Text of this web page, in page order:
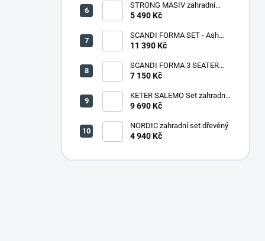
STRONG MASIV zahradní
lavice dřevěná - 180 cm
5 490 Kč
SCANDI FORMA SET - Ash
grey/Storm grey
11 390 Kč
SCANDI FORMA 3 SEATER
SOFA - Ash grey/Storm grey
7 150 Kč
KETER SALEMO Set zahradní,
grafit/šedá 17206003
9 690 Kč
NORDIC zahradní set dřevěný
4 940 Kč